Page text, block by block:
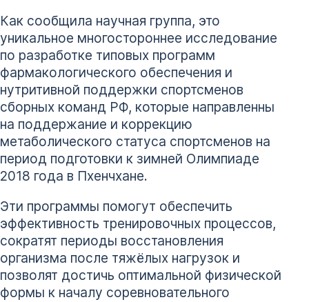
Как сообщила научная группа, это
уникальное многостороннее исследование
по разработке типовых программ
фармакологического обеспечения и
нутритивной поддержки спортсменов
сборных команд РФ, которые направленны
на поддержание и коррекцию
метаболического статуса спортсменов на
период подготовки к зимней Олимпиаде
2018 года в Пхенчхане.
Эти программы помогут обеспечить
эффективность тренировочных процессов,
сократят периоды восстановления
организма после тяжёлых нагрузок и
позволят достичь оптимальной физической
формы к началу соревновательного